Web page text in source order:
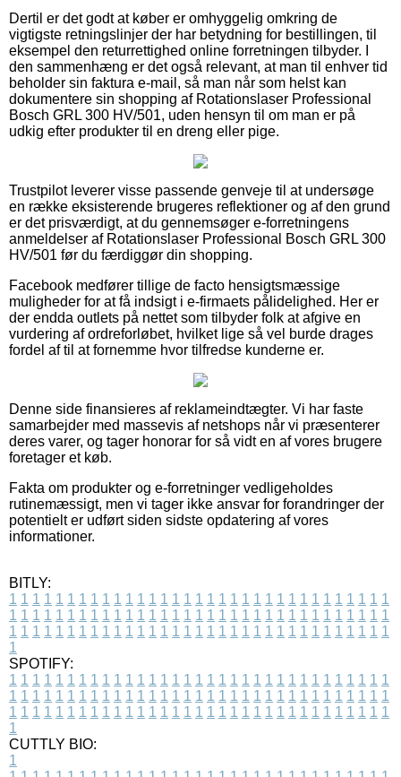
Dertil er det godt at køber er omhyggelig omkring de
vigtigste retningslinjer der har betydning for bestillingen, til
eksempel den returrettighed online forretningen tilbyder. I
den sammenhæng er det også relevant, at man til enhver tid
beholder sin faktura e-mail, så man når som helst kan
dokumentere sin shopping af Rotationslaser Professional
Bosch GRL 300 HV/501, uden hensyn til om man er på
udkig efter produkter til en dreng eller pige.
Trustpilot leverer visse passende genveje til at undersøge
en række eksisterende brugeres reflektioner og af den grund
er det prisværdigt, at du gennemsøger e-forretningens
anmeldelser af Rotationslaser Professional Bosch GRL 300
HV/501 før du færdiggør din shopping.
Facebook medfører tillige de facto hensigtsmæssige
muligheder for at få indsigt i e-firmaets pålidelighed. Her er
der endda outlets på nettet som tilbyder folk at afgive en
vurdering af ordreforløbet, hvilket lige så vel burde drages
fordel af til at fornemme hvor tilfredse kunderne er.
Denne side finansieres af reklameindtægter. Vi har faste
samarbejder med massevis af netshops når vi præsenterer
deres varer, og tager honorar for så vidt en af vores brugere
foretager et køb.
Fakta om produkter og e-forretninger vedligeholdes
rutinemæssigt, men vi tager ikke ansvar for forandringer der
potentielt er udført siden sidste opdatering af vores
informationer.
BITLY:
1 1 1 1 1 1 1 1 1 1 1 1 1 1 1 1 1 1 1 1 1 1 1 1 1 1 1 1 1 1 1 1 1
1 1 1 1 1 1 1 1 1 1 1 1 1 1 1 1 1 1 1 1 1 1 1 1 1 1 1 1 1 1 1 1 1
1 1 1 1 1 1 1 1 1 1 1 1 1 1 1 1 1 1 1 1 1 1 1 1 1 1 1 1 1 1 1 1 1
1
SPOTIFY:
1 1 1 1 1 1 1 1 1 1 1 1 1 1 1 1 1 1 1 1 1 1 1 1 1 1 1 1 1 1 1 1 1
1 1 1 1 1 1 1 1 1 1 1 1 1 1 1 1 1 1 1 1 1 1 1 1 1 1 1 1 1 1 1 1 1
1 1 1 1 1 1 1 1 1 1 1 1 1 1 1 1 1 1 1 1 1 1 1 1 1 1 1 1 1 1 1 1 1
1
CUTTLY BIO:
1